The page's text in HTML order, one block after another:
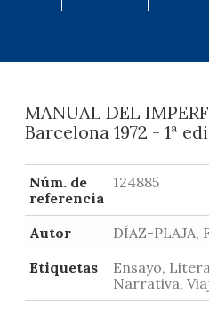
MANUAL DEL
Barcelona 1972 - 1ª
Núm. de
referencia
124885
Autor
DÍAZ-PLAJA,
Etiquetas
Ensayo,
Narrativa,